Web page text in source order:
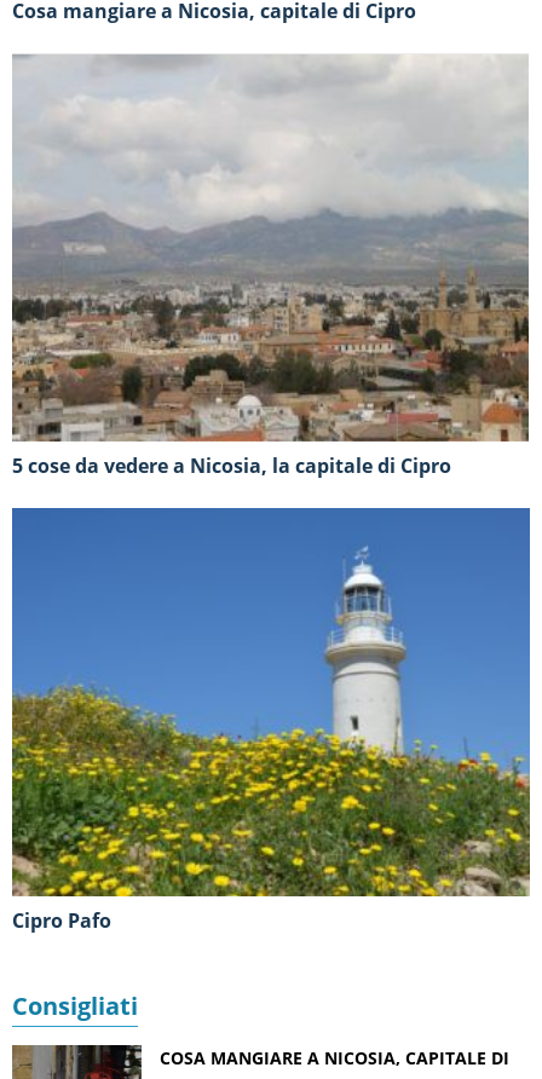
Cosa mangiare a Nicosia, capitale di Cipro
5 cose da vedere a Nicosia, la capitale di Cipro
Cipro Pafo
Consigliati
COSA MANGIARE A NICOSIA, CAPITALE DI